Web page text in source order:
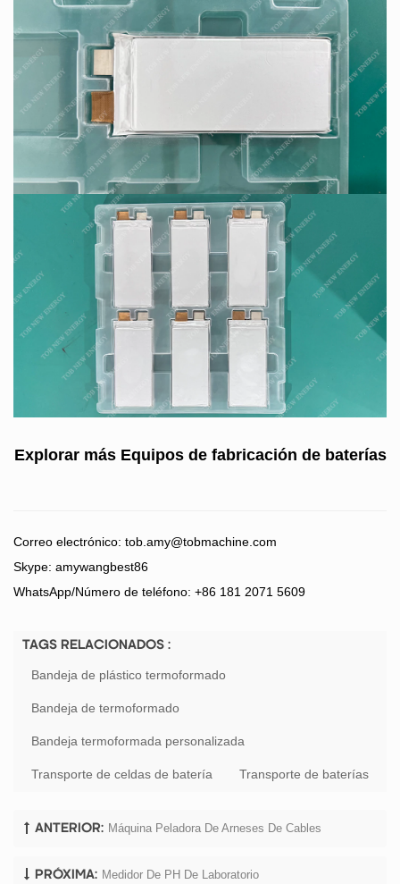
Explorar más Equipos de fabricación de baterías
Correo electrónico: tob.amy@tobmachine.com
Skype: amywangbest86
WhatsApp/Número de teléfono: +86 181 2071 5609
TAGS RELACIONADOS :
Bandeja de plástico termoformado
Bandeja de termoformado
Bandeja termoformada personalizada
Transporte de celdas de batería Transporte de baterías
ANTERIOR: Máquina Peladora De Arneses De Cables
PRÓXIMA: Medidor De PH De Laboratorio